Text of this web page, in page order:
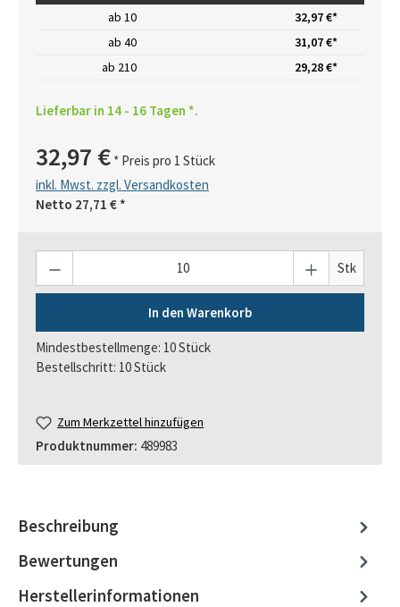
ab 10
32,97 €*
ab 40
31,07 €*
ab 210 29,28 €*
Lieferbar in 14 - 16 Tagen *.
32,97 € * Preis pro 1 Stück
inkl. Mwst. zzgl. Versandkosten
Netto 27,71 € *
Stk
In den Warenkorb
Mindestbestellmenge: 10 Stück
Bestellschritt: 10 Stück
Zum Merkzettel hinzufügen
Produktnummer: 489983
Beschreibung
Bewertungen
Herstellerinformationen